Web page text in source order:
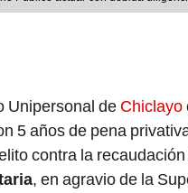
Unipersonal de Chiclayo
5 años de pena
contra la
, en agravio de la